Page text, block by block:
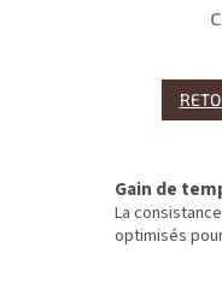
Gain de
La
optimisés